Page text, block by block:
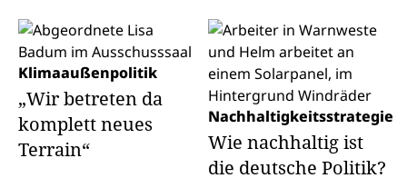
Klimaaußenpolitik
„Wir betreten da
komplett neues
Terrain“
Nachhaltigkeitsstrategie
Wie nachhaltig ist
die deutsche Politik?